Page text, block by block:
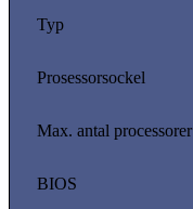
Typ
Prosessorsockel
Max. antal processorer
BIOS